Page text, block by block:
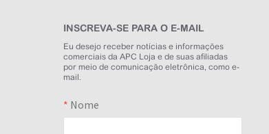
INSCREVA-SE PARA O E-MAIL
Eu desejo receber notícias e informações
comerciais da APC Loja e de suas afiliadas
por meio de comunicação eletrônica, como e-
mail.